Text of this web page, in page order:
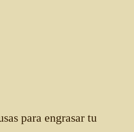
para engrasar tu